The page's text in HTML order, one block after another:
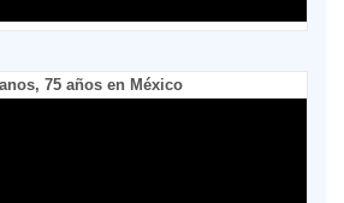
75 años en México